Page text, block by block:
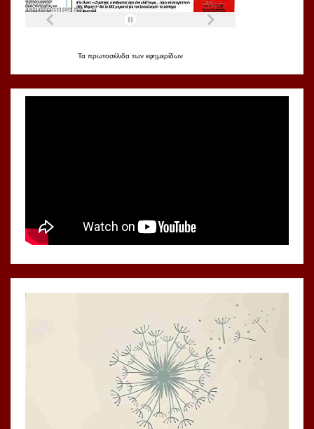
Τα πρωτοσέλιδα των εφημερίδων